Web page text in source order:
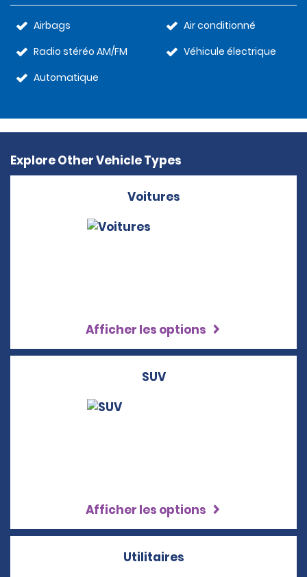
Airbags
Radio stéréo AM/FM
Automatique
Air conditionné
Véhicule électrique
Explore Other Vehicle Types
Voitures
Afficher les options
SUV
Afficher les options
Utilitaires